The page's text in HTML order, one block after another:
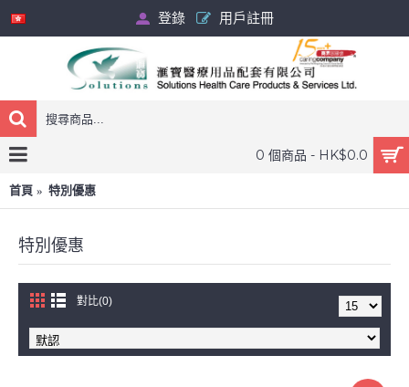
登錄 用戶註冊
0 個商品 - HK$0.0
首頁 特別優惠
特別優惠
對比(0)